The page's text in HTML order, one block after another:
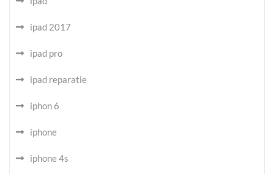
ipad 2017
ipad pro
ipad reparatie
iphon 6
iphone
iphone 4s